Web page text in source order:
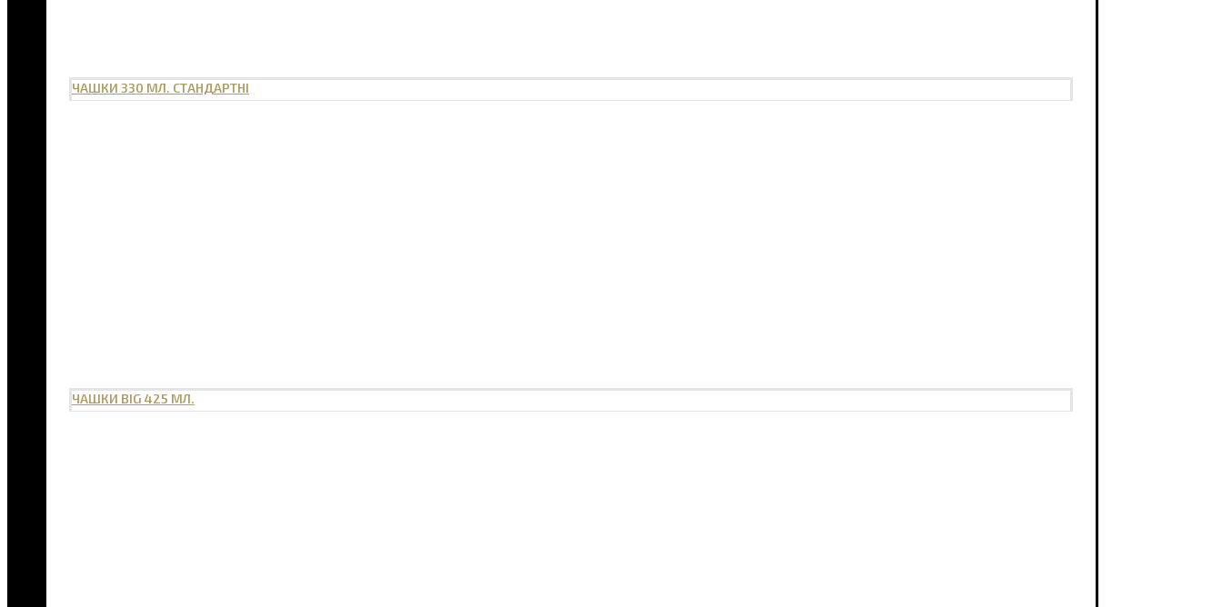
ЧАШКИ 330 МЛ. СТАНДАРТНІ
ЧАШКИ BIG 425 МЛ.